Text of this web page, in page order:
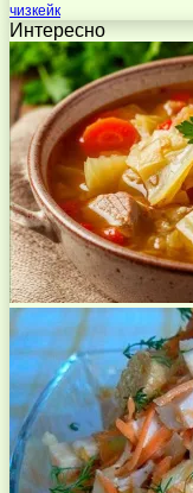
чизкейк
Интересно